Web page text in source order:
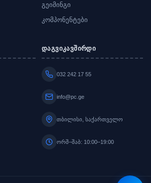
გეიმინგი
კომპონენტები
დაგვიკავშირდი
032 242 17 55
info@pc.ge
თბილისი, საქართველო
ორშ–შაბ: 10:00–19:00